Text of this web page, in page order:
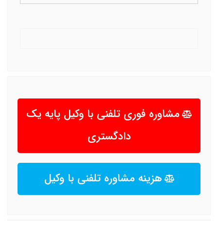
مشاوره فوری تلفنی با وکیل پایه یک
دادگستری
هزینه مشاوره تلفنی با وکیل